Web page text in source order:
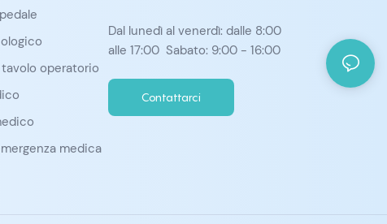
tavolo operatorio
medica
Dal lunedì al venerdì: dalle 8:00
alle 17:00 Sabato: 9:00 - 16:00
Contattarci